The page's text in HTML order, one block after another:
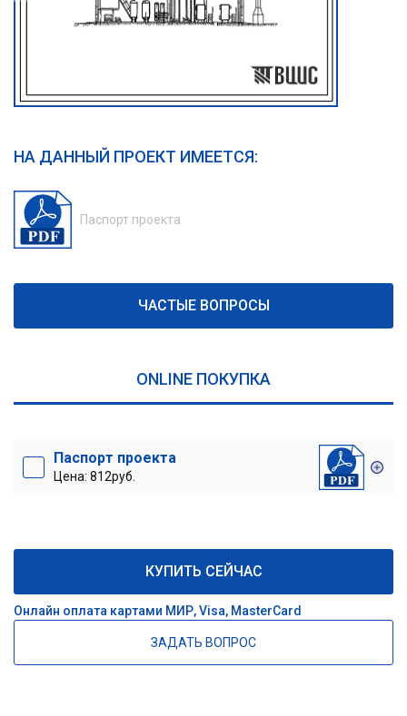
НА ДАННЫЙ ПРОЕКТ ИМЕЕТСЯ:
Паспорт проекта
ЧАСТЫЕ ВОПРОСЫ
ONLINE ПОКУПКА
Паспорт проекта
Цена: 812руб.
КУПИТЬ СЕЙЧАС
Онлайн оплата картами МИР, Visa, MasterCard
ЗАДАТЬ ВОПРОС